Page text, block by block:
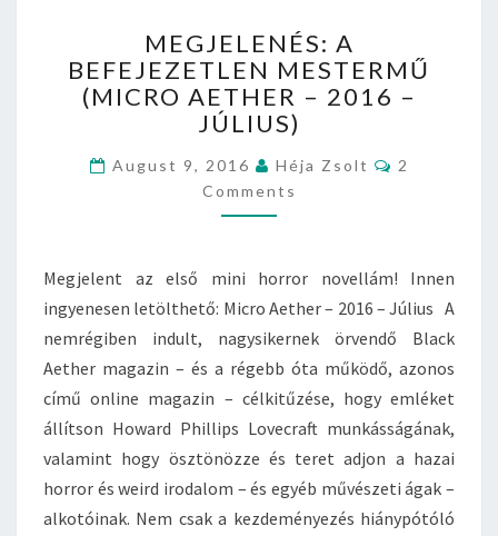
–
2
0
1
6
–
A
S
Z
T
U
S
)
E
G
J
E
E
N
É
A
B
E
F
E
J
E
Z
E
MEGJELENÉS: A
BEFEJEZETLEN MESTERMŰ
(MICRO AETHER – 2016 –
JÚLIUS)
August 9, 2016 Héja Zsolt
C
O
S
2
Comments
Megjelent az első mini horror novellám! Innen
ingyenesen letölthető: Micro Aether – 2016 – Július A
nemrégiben indult, nagysikernek örvendő Black
Aether magazin – és a régebb óta működő, azonos
című online magazin – célkitűzése, hogy emléket
állítson Howard Phillips Lovecraft munkásságának,
valamint hogy ösztönözze és teret adjon a hazai
horror és weird irodalom – és egyéb művészeti ágak –
alkotóinak. Nem csak a kezdeményezés hiánypótóló